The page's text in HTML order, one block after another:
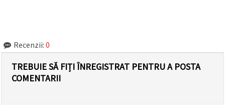
Recenzii: 0
TREBUIE SĂ FIȚI ÎNREGISTRAT PENTRU A POSTA
COMENTARII